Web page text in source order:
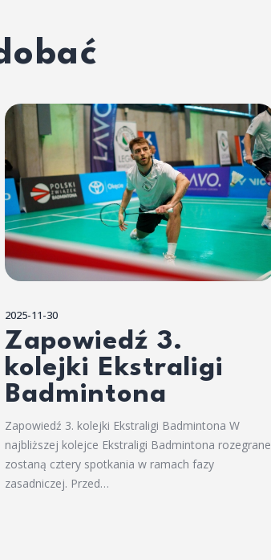
2025-11-30
Zapowiedź 3.
kolejki Ekstraligi
Badmintona
Zapowiedź 3. kolejki Ekstraligi Badmintona W
najbliższej kolejce Ekstraligi Badmintona rozegrane
zostaną cztery spotkania w ramach fazy
zasadniczej. Przed…